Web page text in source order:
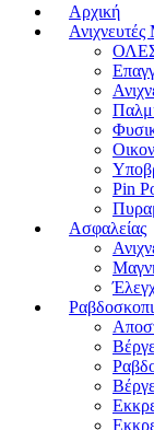
Αρχική
Pin
Ασφαλείας